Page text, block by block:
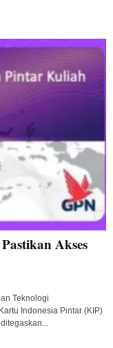
Akses
Teknologi
Indonesia Pintar (KIP)